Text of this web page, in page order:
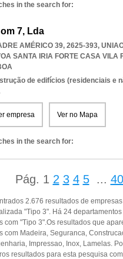
in the search for:
7, Lda
AMÉRICO 39, 2625-393,
SANTA IRIA FORTE CASA VILA
de edifícios (residenciais e
empresa Ver no Mapa
in the search for:
Pág. 1 2 3 4 5 ... 40
2.676 resultados de
"Tipo 3". Há 24
com "Tipo 3".Os resultados que
com Madeira, Seguranca,
Impressao, Inox, Lamelas.
resultados para esta pesquisa